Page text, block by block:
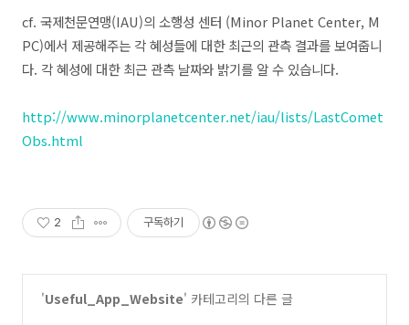
cf. 국제천문연맹(IAU)의 소행성 센터 (Minor Planet Center, M
PC)에서 제공해주는 각 혜성들에 대한 최근의 관측 결과를 보여줍니
다. 각 혜성에 대한 최근 관측 날짜와 밝기를 알 수 있습니다.
http://www.minorplanetcenter.net/iau/lists/LastComet
Obs.html
2 구독하기
'Useful_App_Website' 카테고리의 다른 글